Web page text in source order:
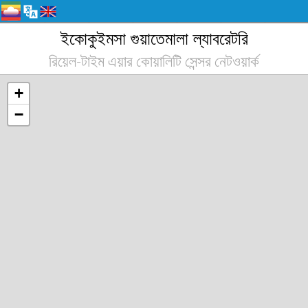
ইকোকুইমসা গুয়াতেমালা ল্যাবরেটরি
রিয়েল-টাইম এয়ার কোয়ালিটি সেন্সর নেটওয়ার্ক
+
−